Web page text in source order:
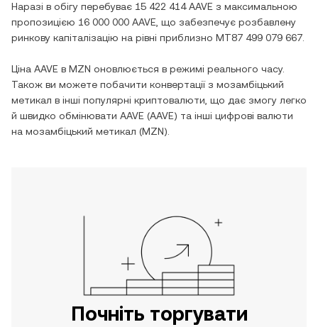
Наразі в обігу перебуває 15 422 414 AAVE з максимальною
пропозицією 16 000 000 AAVE , що забезпечує розбавлену
ринкову капіталізацію на рівні приблизно MT87 499 079 667
Ціна AAVE в MZN оновлюється в режимі реального часу.
Також ви можете побачити конвертації з мозамбіцький
метикал в інші популярні криптовалюти, що дає змогу легко
й швидко обмінювати AAVE (AAVE) та інші цифрові валюти
на мозамбіцький метикал (MZN).
Почніть торгувати